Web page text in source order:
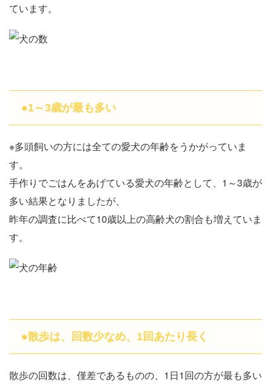
ています。
●1～3歳が最も多い
※多頭飼いの方には全ての愛犬の年齢をうかがっていま
す。
手作りでごはんをあげている愛犬の年齢として、1～3歳が
多い結果となりましたが、
昨年の調査に比べて10歳以上の高齢犬の割合も増えていま
す。
●散歩は、回数少なめ、1回あたり長く
散歩の回数は、僅差であるものの、1日1回の方が最も多い